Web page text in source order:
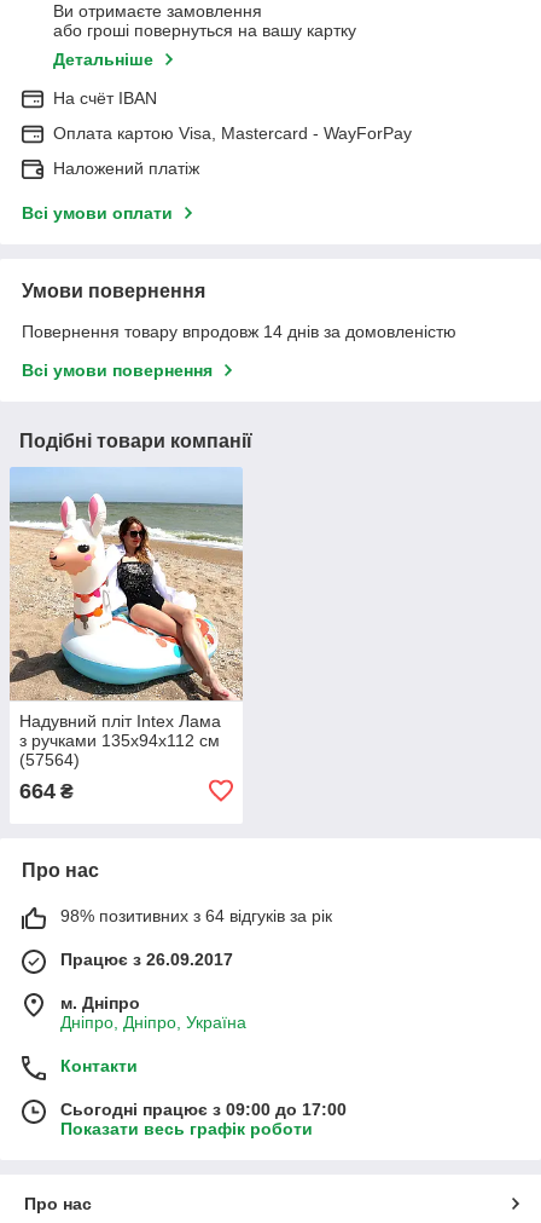
Ви отримаєте замовлення
або гроші повернуться на вашу картку
Детальніше
На cчёт IBAN
Оплата картою Visa, Mastercard - WayForPay
Наложений платіж
Всі умови оплати
Умови повернення
Повернення товару впродовж 14 днів за домовленістю
Всі умови повернення
Подібні товари компанії
Надувний пліт Intex Лама
з ручками 135х94х112 см
(57564)
664 ₴
Про нас
98% позитивних з 64 відгуків за рік
Працює з 26.09.2017
м. Дніпро
Дніпро, Дніпро, Україна
Контакти
Сьогодні працює з 09:00 до 17:00
Показати весь графік роботи
Про нас